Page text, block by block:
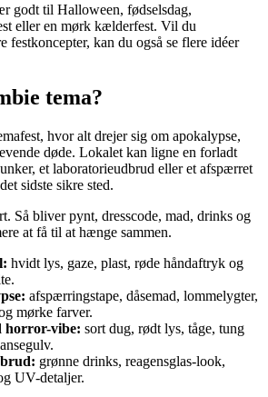
godt til Halloween, fødselsdag,
eller en mørk kælderfest. Vil du
festkoncepter, kan du også se flere idéer
tema?
hvor alt drejer sig om apokalypse,
døde. Lokalet kan ligne en forladt
et laboratorieudbrud eller et afspærret
sidste sikre sted.
Så bliver pynt, dresscode, mad, drinks og
at få til at hænge sammen.
hvidt lys, gaze, plast, røde håndaftryk og
afspærringstape, dåsemad, lommelygter,
mørke farver.
horror-vibe: sort dug, rødt lys, tåge, tung
grønne drinks, reagensglas-look,
UV-detaljer.